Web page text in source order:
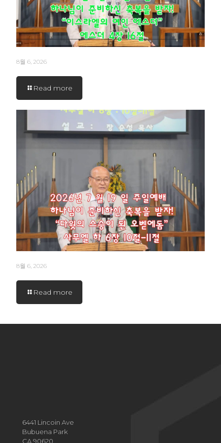
8월 6, 2026
Read more
8월 6, 2026
Read more
6441 Lincoin Ave
Bubuena Park
CA 90620